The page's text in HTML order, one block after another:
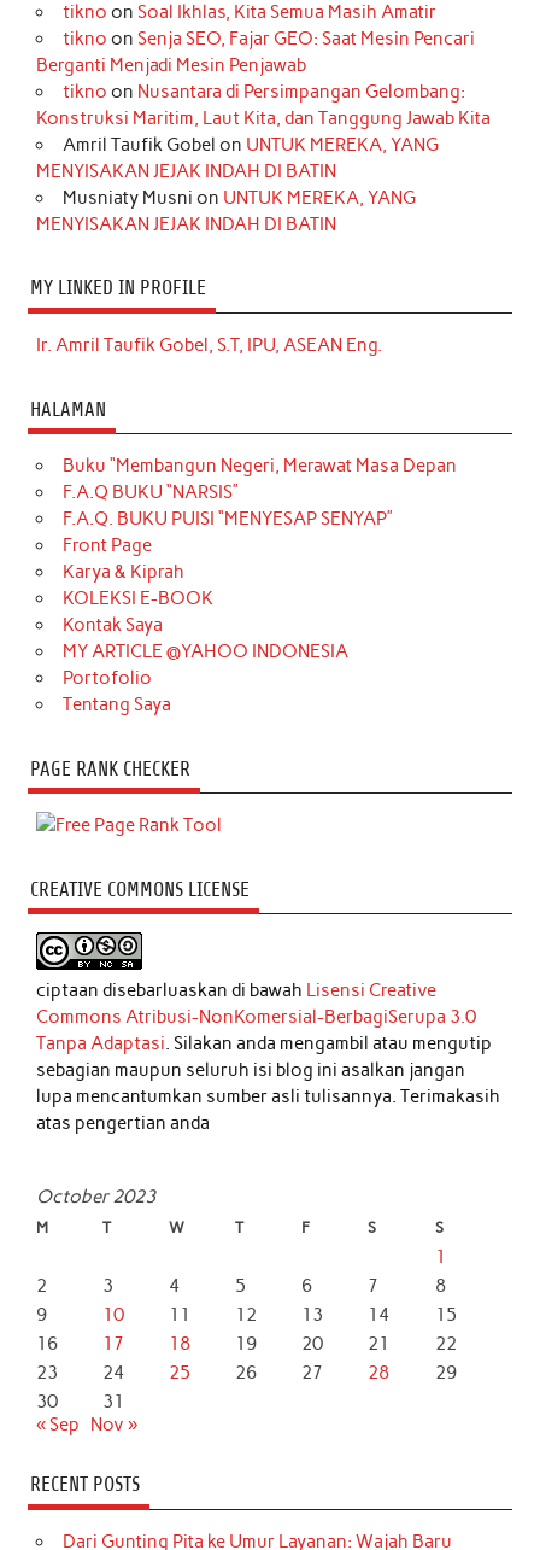
tikno on Soal Ikhlas, Kita Semua Masih Amatir
tikno on Senja SEO, Fajar GEO: Saat Mesin Pencari
Berganti Menjadi Mesin Penjawab
tikno on Nusantara di Persimpangan Gelombang:
Konstruksi Maritim, Laut Kita, dan Tanggung Jawab Kita
Amril Taufik Gobel on UNTUK MEREKA, YANG
MENYISAKAN JEJAK INDAH DI BATIN
Musniaty Musni on UNTUK MEREKA, YANG
MENYISAKAN JEJAK INDAH DI BATIN
MY LINKED IN PROFILE
Ir. Amril Taufik Gobel, S.T, IPU, ASEAN Eng.
HALAMAN
Buku “Membangun Negeri, Merawat Masa Depan
F.A.Q BUKU “NARSIS”
F.A.Q. BUKU PUISI “MENYESAP SENYAP”
Front Page
Karya & Kiprah
KOLEKSI E-BOOK
Kontak Saya
MY ARTICLE @YAHOO INDONESIA
Portofolio
Tentang Saya
PAGE RANK CHECKER
CREATIVE COMMONS LICENSE
ciptaan disebarluaskan di bawah Lisensi Creative
Commons Atribusi-NonKomersial-BerbagiSerupa 3.0
Tanpa Adaptasi. Silakan anda mengambil atau mengutip
sebagian maupun seluruh isi blog ini asalkan jangan
lupa mencantumkan sumber asli tulisannya. Terimakasih
atas pengertian anda
October 2023
M T W T F S S
1
2
3 4 5 6 7
8
9
10 11 12 13 14
15
16
17 18 19 20 21
22
23
24 25 26 27 28
29
30
31
« Sep
Nov »
RECENT POSTS
Dari Gunting Pita ke Umur Layanan: Wajah Baru